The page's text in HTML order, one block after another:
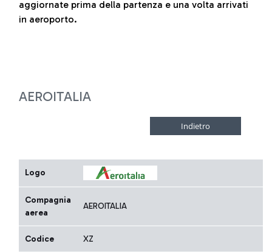
aggiornate prima della partenza e una volta arrivati
in aeroporto.
AEROITALIA
Logo
Compagnia
aerea
AEROITALIA
Codice XZ